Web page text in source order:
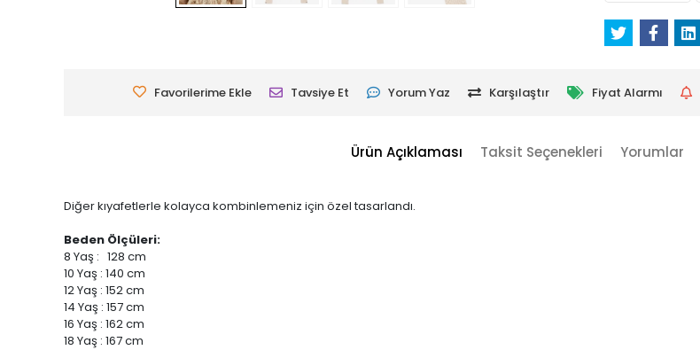
Favorilerime Ekle Tavsiye Et Yorum Yaz Karşılaştır Fiyat Alarmı
Ürün Açıklaması Taksit Seçenekleri Yorumlar
Diğer kıyafetlerle kolayca kombinlemeniz için özel tasarlandı.
Beden Ölçüleri:
8 Yaş : 128 cm
10 Yaş : 140 cm
12 Yaş : 152 cm
14 Yaş : 157 cm
16 Yaş : 162 cm
18 Yaş : 167 cm